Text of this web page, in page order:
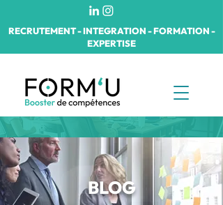
RECRUTEMENT - INTEGRATION - FORMATION -
EXPERTISE
BLOG